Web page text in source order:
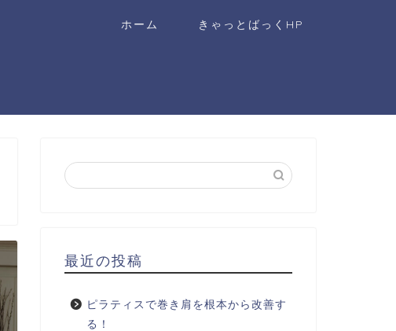
ホーム きゃっとばっくHP
最近の投稿
ピラティスで巻き肩を根本から改善す
る！